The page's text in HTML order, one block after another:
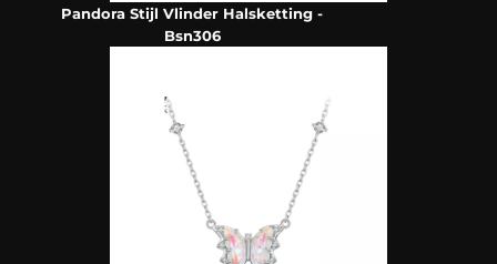
Pandora Stijl Vlinder Halsketting -
Bsn306